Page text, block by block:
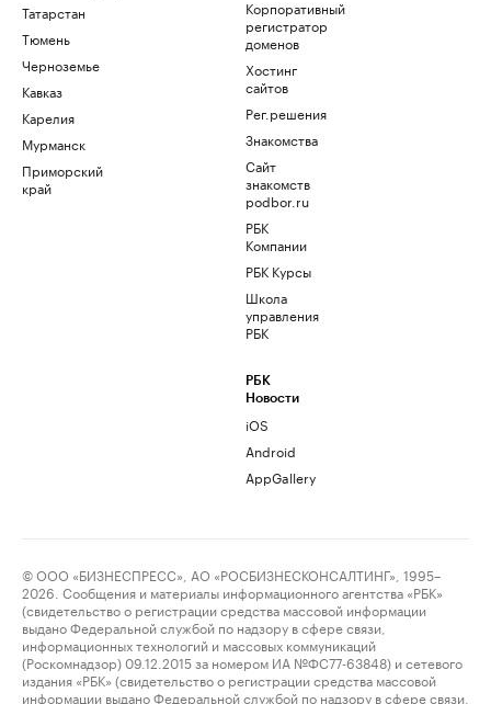
Татарстан
Тюмень
Черноземье
Кавказ
Карелия
Мурманск
Приморский
край
Корпоративный
регистратор
доменов
Хостинг
сайтов
Рег.решения
Знакомства
Сайт
знакомств
podbor.ru
РБК
Компании
РБК Курсы
Школа
управления
РБК
РБК
Новости
iOS
Android
AppGallery
© ООО «БИЗНЕСПРЕСС», АО «РОСБИЗНЕСКОНСАЛТИНГ», 1995–
2026. Сообщения и материалы информационного агентства «РБК»
(свидетельство о регистрации средства массовой информации
выдано Федеральной службой по надзору в сфере связи,
информационных технологий и массовых коммуникаций
(Роскомнадзор) 09.12.2015 за номером ИА №ФС77-63848) и сетевого
издания «РБК» (свидетельство о регистрации средства массовой
информации выдано Федеральной службой по надзору в сфере связи,